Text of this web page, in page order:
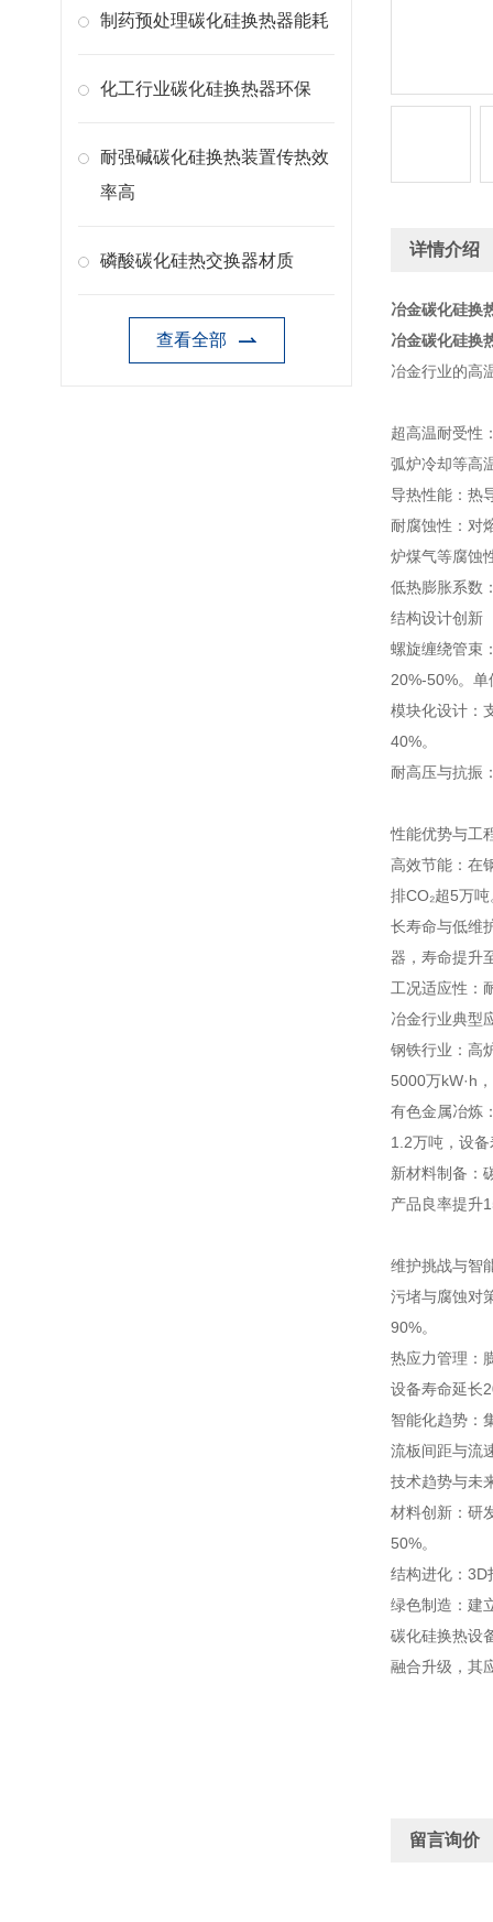
制药预处理碳化硅换热器能耗
化工行业碳化硅换热器环保
耐强碱碳化硅换热装置传热效
率高
磷酸碳化硅热交换器材质
查看全部
详情介绍
冶金碳化硅换
冶金碳化硅换
冶金行业的高
超高温耐受性
弧炉冷却等高
导热性能：热
耐腐蚀性：对
炉煤气等腐蚀
低热膨胀系数
结构设计创新
螺旋缠绕管束
20%-50%。
模块化设计：
40%。
耐高压与抗振
性能优势与工
高效节能：在
排CO₂超5万吨
长寿命与低维
器，寿命提升
工况适应性：
冶金行业典型
钢铁行业：高
5000万kW·h
有色金属冶炼
1.2万吨，设
新材料制备：
产品良率提升
维护挑战与智
污堵与腐蚀对
90%。
热应力管理：
设备寿命延长
智能化趋势：
流板间距与流
技术趋势与未
材料创新：研
50%。
结构进化：3D
绿色制造：建
碳化硅换热设
融合升级，其
留言询价